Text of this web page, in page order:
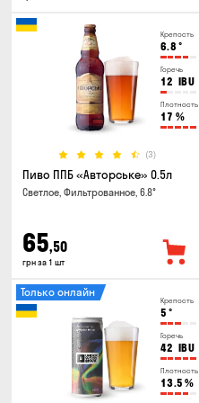
Крепость
6.8 °
Горечь
12 IBU
Плотность
17 %
(3)
Пиво ППБ «Авторське» 0.5л
Светлое, Фильтрованное, 6.8°
65,50
грн за 1 шт
Крепость
5 °
Горечь
42 IBU
Плотность
13.5 %
Только онлайн